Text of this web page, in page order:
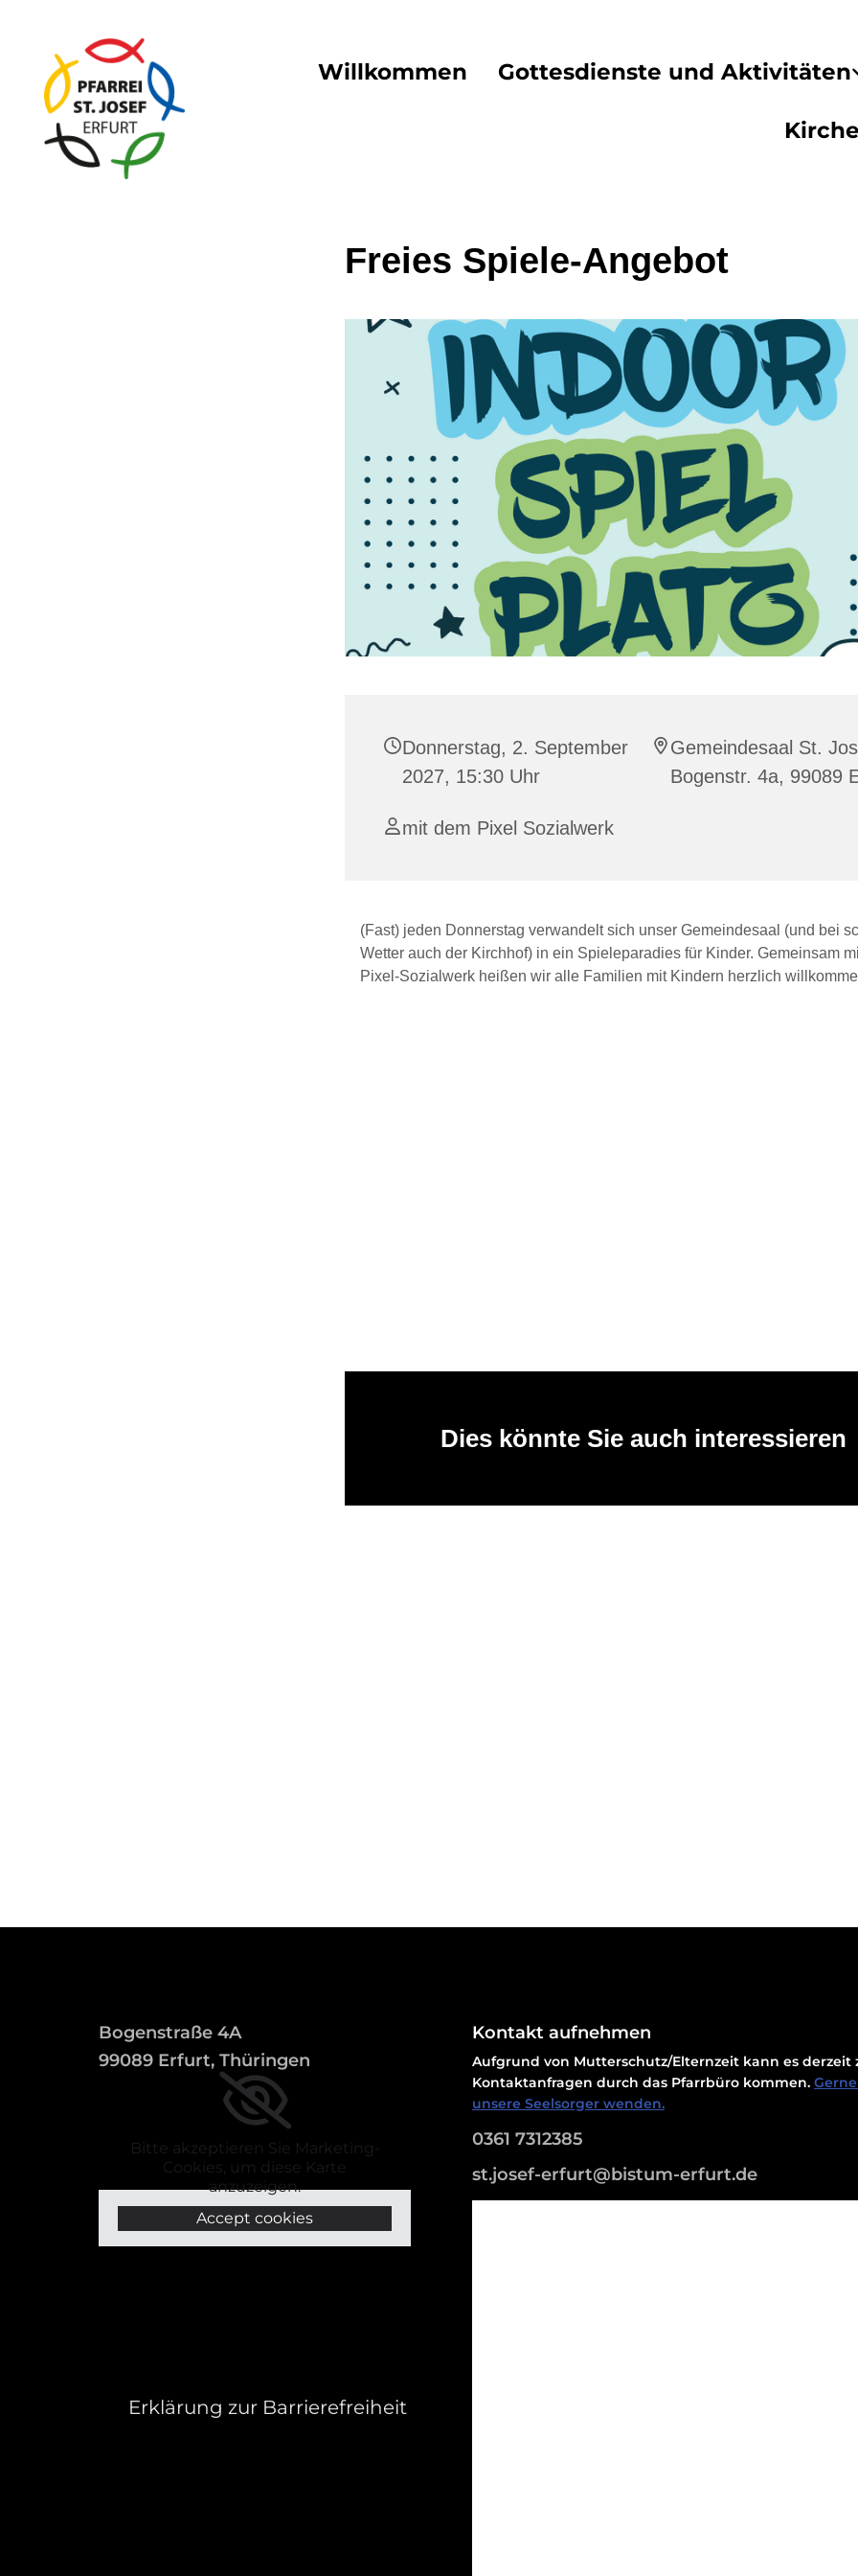
Willkommen Gottesdienste und Aktivitäten
Freies Spiele-Angebot
Donnerstag, 2. September
2027, 15:30 Uhr
Gemeindesaal St.
Bogenstr. 4a, 99089
mit dem Pixel Sozialwerk
(Fast) jeden Donnerstag verwandelt sich unser Gemeindesaal (und bei
Wetter auch der Kirchhof) in ein Spieleparadies für Kinder. Gemeinsam
Pixel-Sozialwerk heißen wir alle Familien mit Kindern herzlich
Dies könnte Sie auch interessieren
Bogenstraße 4A
99089 Erfurt, Thüringen
Bitte akzeptieren Sie Marketing-
Cookies, um diese Karte
anzuzeigen.
Accept cookies
Erklärung zur Barrierefreiheit
Kontakt aufnehmen
Aufgrund von Mutterschutz/Elternzeit kann es
Kontaktanfragen durch das Pfarrbüro kommen.
unsere Seelsorger wenden.
0361 7312385
st.josef-erfurt@bistum-erfurt.de